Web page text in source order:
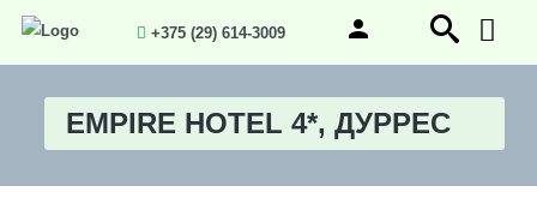
+375 (29) 614-3009
EMPIRE HOTEL 4*, ДУРРЕС